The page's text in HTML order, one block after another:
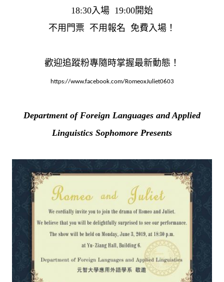
18:30入場 19:00開始
不用門票 不用報名 免費入場！
歡迎追蹤粉專隨時掌握最新動態！
https://www.facebook.com/RomeoxJuliet0603
Department of Foreign Languages and Applied
Linguistics Sophomore Presents